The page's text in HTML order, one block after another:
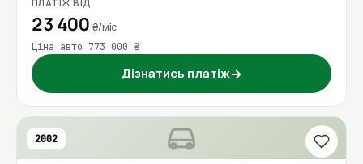
ПЛАТІЖ ВІД
23 400 ₴/міс
Ціна авто 773 000 ₴
Дізнатись платіж→
2002